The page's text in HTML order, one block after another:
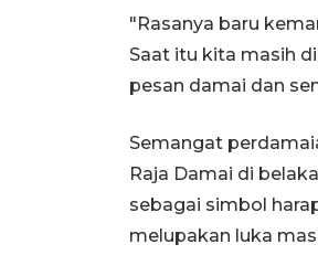
"Rasanya baru
Saat itu kita masih
pesan damai dan
Semangat
Raja Damai di
sebagai simbol
melupakan luka